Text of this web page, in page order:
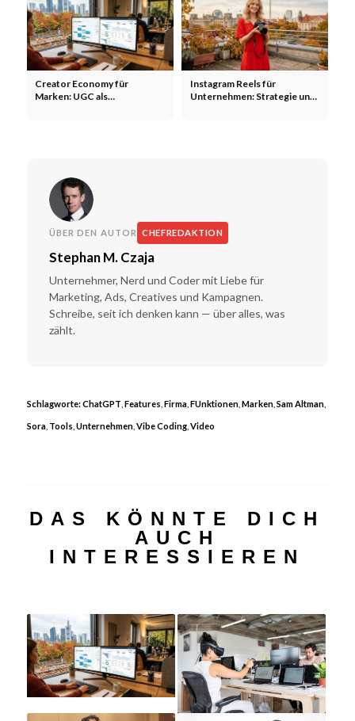
Creator Economy für
Marken: UGC als
Instagram Reels für
Unternehmen: Strategie und
ÜBER DEN AUTOR CHEFREDAKTION
Stephan M. Czaja
Unternehmer, Nerd und Coder mit Liebe für
Marketing, Ads, Creatives und Kampagnen.
Schreibe, seit ich denken kann — über alles, was
zählt.
Schlagworte:ChatGPT Features Firma, FUnktionen, Marken, Sam Altman,
Sora, Tools Unternehmen, Vibe Coding, Video
DAS KÖNNTE DICH
AUCH
INTERESSIEREN